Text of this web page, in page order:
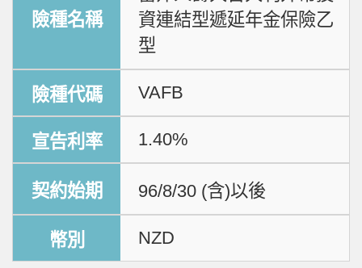
資連結型遞延年金保險乙
型
VAFB
1.40%
96/8/30 (含)以後
NZD